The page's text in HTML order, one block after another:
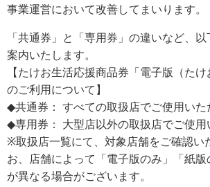
事業運営において改善してまいります。
「共通券」と「専用券」の違いなど、
案内いたします。
【たけお生活応援商品券「電子版（たけ
のご利用について】
◆共通券： すべての取扱店でご使用いた
◆専用券： 大型店以外の取扱店でご使用
※取扱店一覧にて、対象店舗をご確認い
お、店舗によって「電子版のみ」「紙
が異なる場合がございます。